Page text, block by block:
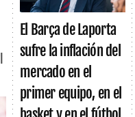
El Barça de Laporta
sufre la inflación del
mercado en el
primer equipo, en el